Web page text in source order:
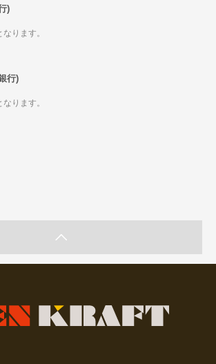
)
なります。
行)
なります。